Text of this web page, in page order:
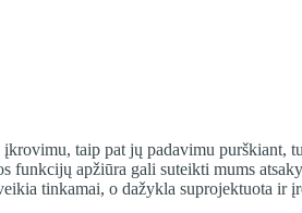
taip pat jų padavimu purškiant,
funkcijų apžiūra gali suteikti mums
tinkamai, o dažykla suprojektuota ir